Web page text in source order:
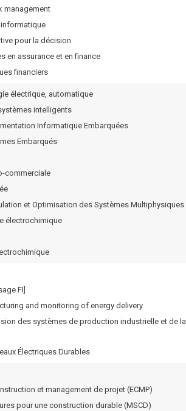
management
pour la décision
en assurance et en finance
financiers
électrique, automatique
intelligents
Informatique Embarquées
Embarqués
commerciale
et Optimisation des Systèmes Multiphysiques
électrochimique
FI]
and monitoring of energy delivery
des systèmes de production industrielle et de la
Électriques Durables
et management de projet (ECMP)
pour une construction durable (MSCD)